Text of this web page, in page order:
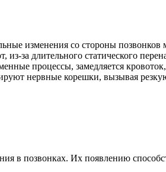
изменения со стороны
за длительного статического
процессы, замедляется
нервные корешки, вызывая
в позвонках. Их появлению